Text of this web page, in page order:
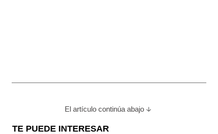
El artículo continúa abajo
TE PUEDE INTERESAR